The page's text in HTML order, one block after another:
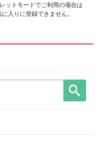
ットモードでご利用の場合は
入りに登録できません。